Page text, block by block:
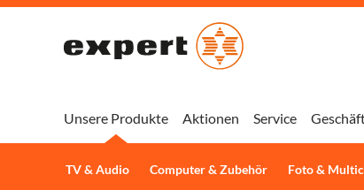
Unsere Produkte
TV & Audio Computer & Zubehör Foto &
Aktionen Service